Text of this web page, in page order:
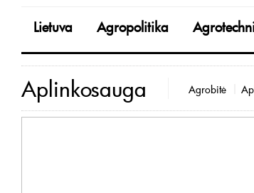
Lietuva Agropolitika
Aplinkosauga Agrobitė